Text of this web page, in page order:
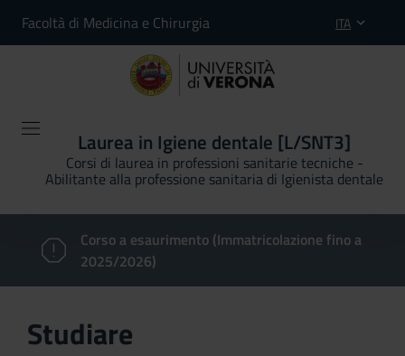
Facoltà di Medicina e Chirurgia ITA
Laurea in Igiene dentale [L/SNT3]
Corsi di laurea in professioni sanitarie tecniche -
Abilitante alla professione sanitaria di Igienista dentale
Corso a esaurimento (Immatricolazione fino a
2025/2026)
Studiare